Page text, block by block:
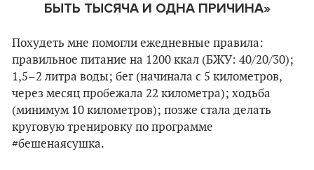
БЫТЬ ТЫСЯЧА И ОДНА ПРИЧИНА»
Похудеть мне помогли ежедневные правила:
правильное питание на 1200 ккал (БЖУ: 40/20/30);
1,5–2 литра воды; бег (начинала с 5 километров,
через месяц пробежала 22 километра); ходьба
(минимум 10 километров); позже стала делать
круговую тренировку по программе
#бешенаясушка.